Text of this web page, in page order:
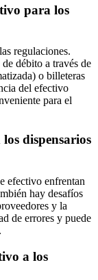
para los
regulaciones.
débito a través de
o billeteras
del efectivo
para el
dispensarios
efectivo enfrentan
hay desafíos
y la
de errores y puede
a los